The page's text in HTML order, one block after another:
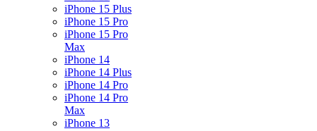
iPhone 15 Plus
iPhone 15 Pro
iPhone 15 Pro
Max
iPhone 14
iPhone 14 Plus
iPhone 14 Pro
iPhone 14 Pro
Max
iPhone 13